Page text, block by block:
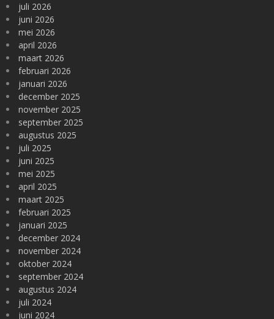
juli 2026
juni 2026
mei 2026
april 2026
maart 2026
februari 2026
januari 2026
december 2025
november 2025
september 2025
augustus 2025
juli 2025
juni 2025
mei 2025
april 2025
maart 2025
februari 2025
januari 2025
december 2024
november 2024
oktober 2024
september 2024
augustus 2024
juli 2024
juni 2024